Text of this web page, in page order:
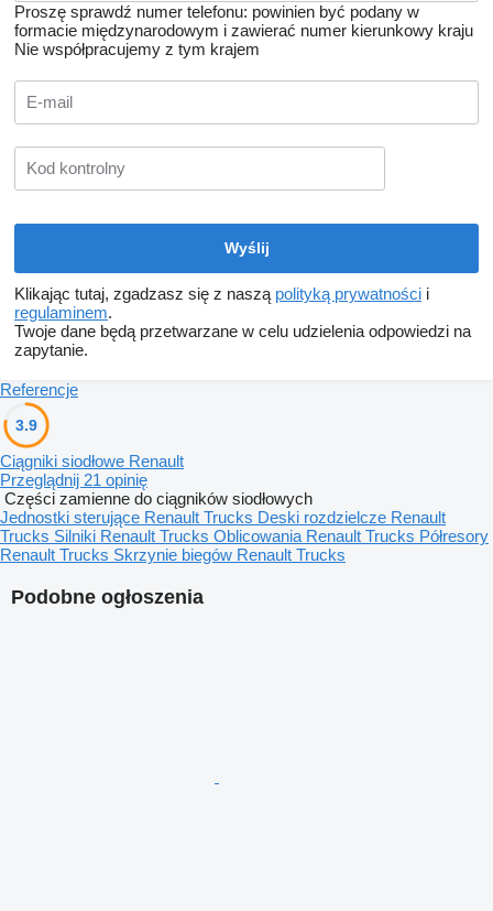
Proszę sprawdź numer telefonu: powinien być podany w
formacie międzynarodowym i zawierać numer kierunkowy kraju
Nie współpracujemy z tym krajem
Klikając tutaj, zgadzasz się z naszą polityką prywatności i
regulaminem.
Twoje dane będą przetwarzane w celu udzielenia odpowiedzi na
zapytanie.
Podobne ogłoszenia
Referencje
3.9
Ciągniki siodłowe Renault
Przeglądnij 21 opinię
Części zamienne do ciągników siodłowych
Jednostki sterujące Renault Trucks Deski rozdzielcze Renault
Trucks Silniki Renault Trucks Oblicowania Renault Trucks Półresory
Renault Trucks Skrzynie biegów Renault Trucks